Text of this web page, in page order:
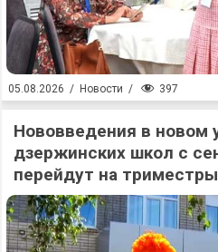
05.08.2026 / Новости / 397
Нововведения в новом
дзержинских школ с
перейдут на триместры